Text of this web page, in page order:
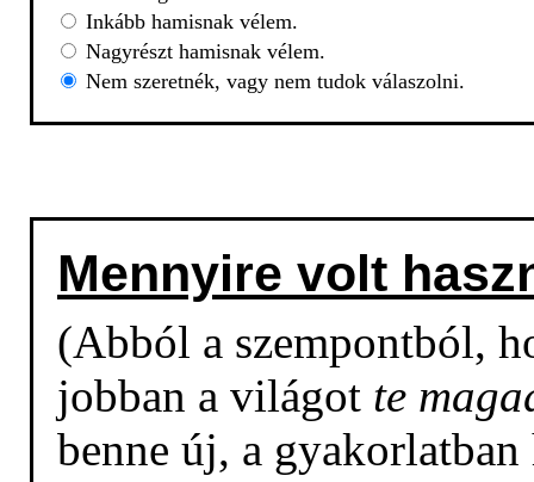
Inkább hamisnak vélem.
Nagyrészt hamisnak vélem.
Nem szeretnék, vagy nem tudok válaszolni.
Mennyire volt
(Abból a szempontból,
jobban a világot te
benne új, a